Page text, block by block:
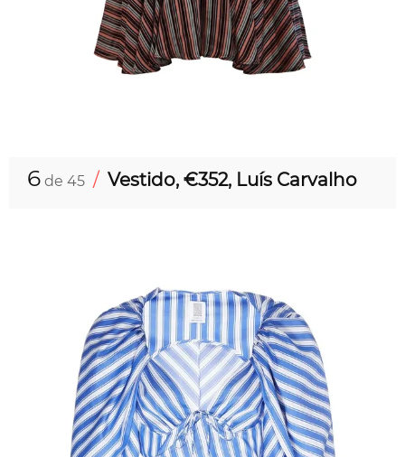
6 de 45 / Vestido, €352, Luís Carvalho